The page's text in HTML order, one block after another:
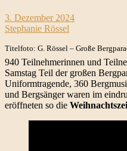
3. Dezember 2024
Stephanie Rössel
Titelfoto: G. Rössel – Große
940 Teilnehmerinnen und
Samstag Teil der großen
Uniformtragende, 360
und Bergsänger waren im
eröffneten so die